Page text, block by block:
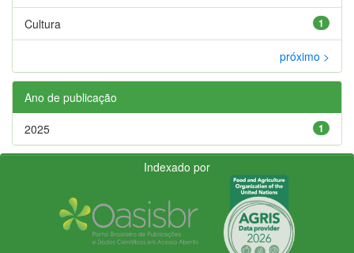
1
Cultura
próximo >
Ano de publicação
1
2025
Indexado por